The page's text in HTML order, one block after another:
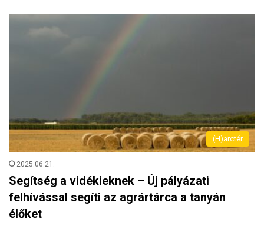
(H)arctér
2025.06.21.
Segítség a vidékieknek – Új pályázati
felhívással segíti az agrártárca a tanyán
élőket